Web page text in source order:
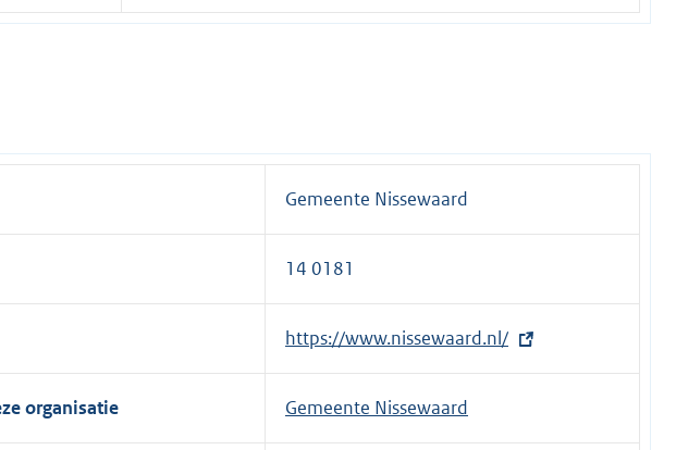
Gemeente Nissewaard
14 0181
E
x
t
https://www.nissewaard.nl/
organisatie Gemeente Nissewaard